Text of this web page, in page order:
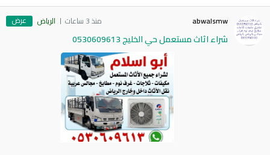
abwalsmw منذ 3 ساعات الرياض عرض
شراء اثاث مستعمل حي الخليج 0530609613